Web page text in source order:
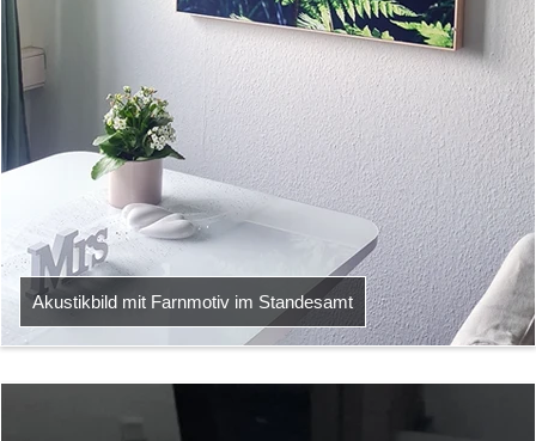
Akustikbild mit Farnmotiv im Standesamt